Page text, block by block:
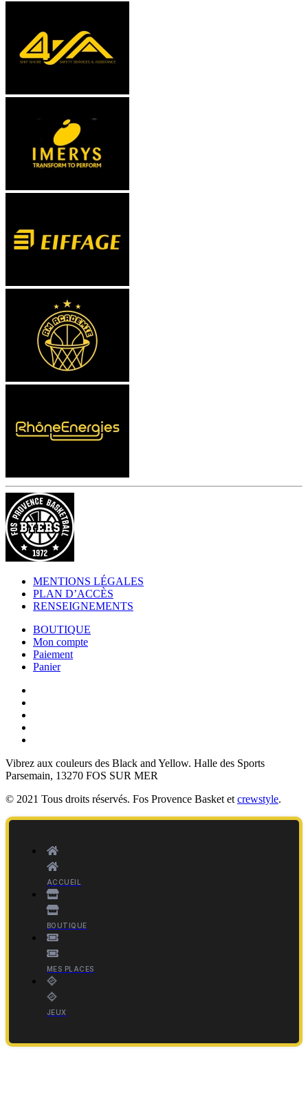
MENTIONS LÉGALES
PLAN D’ACCÈS
RENSEIGNEMENTS
BOUTIQUE
Mon compte
Paiement
Panier
Vibrez aux couleurs des Black and Yellow. Halle des Sports
Parsemain, 13270 FOS SUR MER
© 2021 Tous droits réservés. Fos Provence Basket et crewstyle.
ACCUEIL
BOUTIQUE
MES PLACES
JEUX